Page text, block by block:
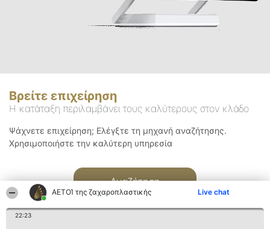
ΑΕΤΟΊ της ζαχαροπλαστικής Live chat
22:23
Βρείτε επιχείρηση
Η κατάταξη περιλαμβάνει τους καλύτερους στον κλάδο
Ψάχνετε επιχείρηση; Ελέγξτε τη μηχανή αναζήτησης.
Χρησιμοποιήστε την καλύτερη υπηρεσία
Αναζήτηση